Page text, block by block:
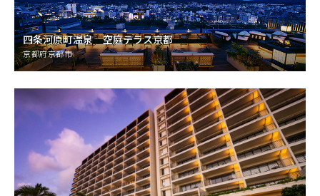
四条河原町温泉 空庭テラス京都
京都府京都市